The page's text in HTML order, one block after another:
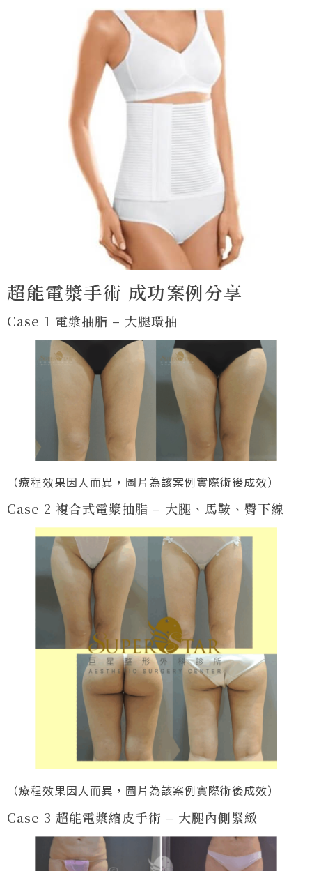
超能電漿手術 成功案例分享
Case 1 電漿抽脂 – 大腿環抽
（療程效果因人而異，圖片為該案例實際術後成效）
Case 2 複合式電漿抽脂 – 大腿、馬鞍、臀下線
（療程效果因人而異，圖片為該案例實際術後成效）
Case 3 超能電漿縮皮手術 – 大腿內側緊緻